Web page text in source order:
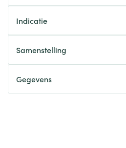
Indicatie
Samenstelling
Gegevens